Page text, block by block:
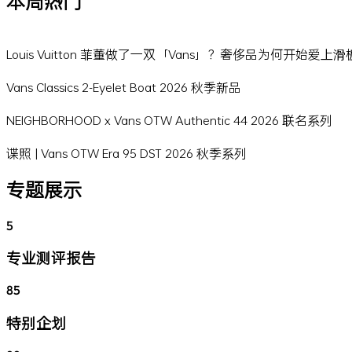
Louis Vuitton 菲董做了一双「Vans」？奢侈品为何开始爱上滑
Vans Classics 2-Eyelet Boat 2026 秋季新品
NEIGHBORHOOD x Vans OTW Authentic 44 2026 联名系列
谍照 | Vans OTW Era 95 DST 2026 秋季系列
专题展示
5
专业测评报告
85
特别企划